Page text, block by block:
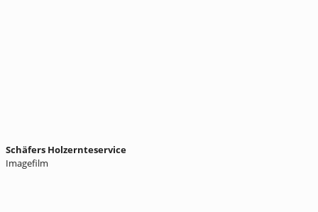
Schäfers Holzernteservice
Imagefilm